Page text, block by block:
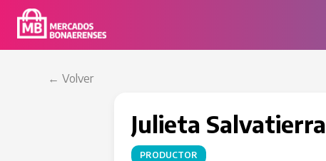
← Volver
Julieta Salvatierra
PRODUCTOR